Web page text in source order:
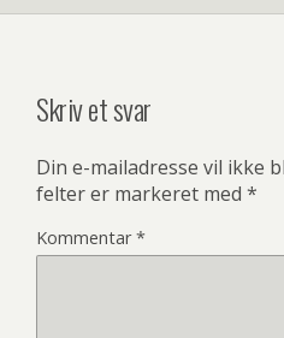
Skriv et svar
Din e-mailadresse vil ikke
felter er markeret med *
Kommentar*